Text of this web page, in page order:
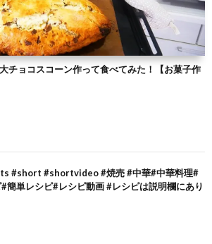
チョコスコーン作って食べてみた！【お菓子作
#short #shortvideo #焼売 #中華#中華料理#
#簡単レシピ#レシピ動画 #レシピは説明欄にあり